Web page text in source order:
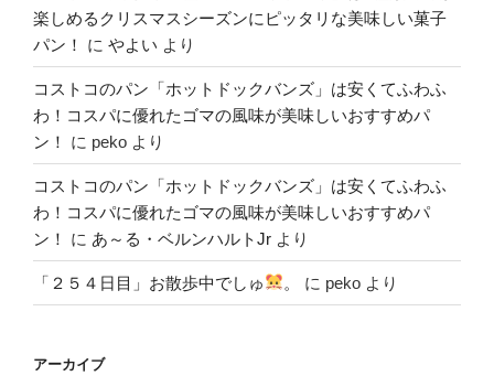
楽しめるクリスマスシーズンにピッタリな美味しい菓子
パン！
に やよい より
コストコのパン「ホットドックバンズ」は安くてふわふ
わ！コスパに優れたゴマの風味が美味しいおすすめパ
ン！
に peko より
コストコのパン「ホットドックバンズ」は安くてふわふ
わ！コスパに優れたゴマの風味が美味しいおすすめパ
ン！
に あ～る・ベルンハルトJr より
「２５４日目」お散歩中でしゅ 。 に peko より
アーカイブ